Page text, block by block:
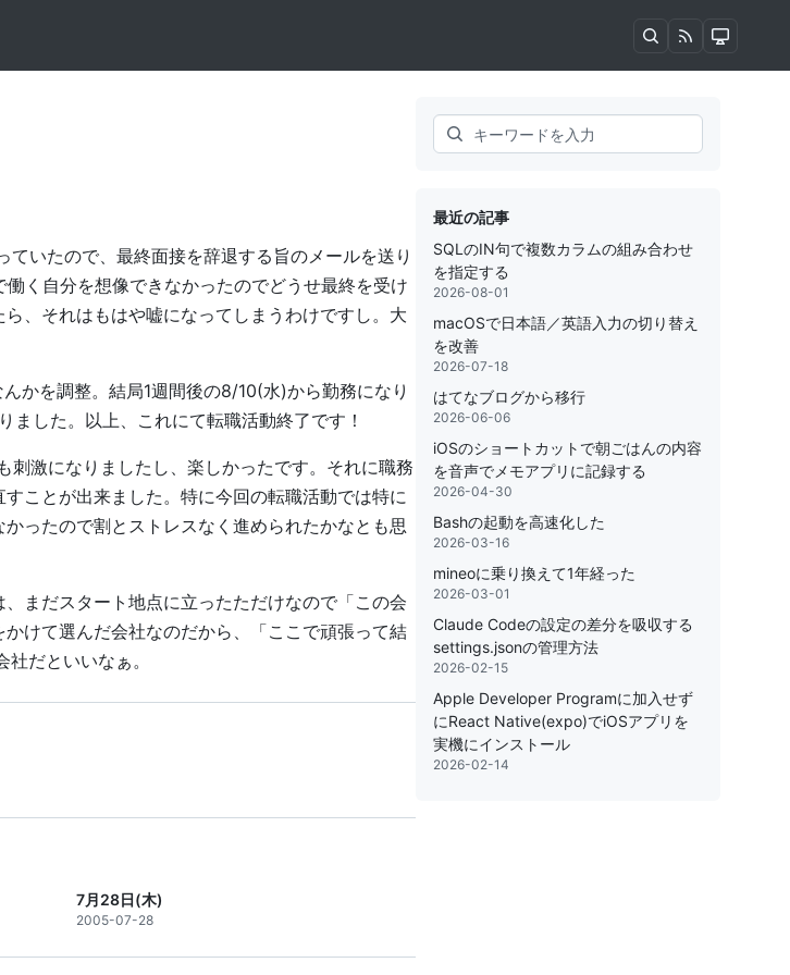
いたので、最終面接を辞退する旨のメールを送り
く自分を想像できなかったのでどうせ最終を受け
、それはもはや嘘になってしまうわけですし。大
かを調整。結局1週間後の8/10(水)から勤務になり
した。以上、これにて転職活動終了です！
激になりましたし、楽しかったです。それに職務
ことが出来ました。特に今回の転職活動では特に
ったので割とストレスなく進められたかなとも思
まだスタート地点に立ったただけなので「この会
けて選んだ会社なのだから、「ここで頑張って結
だといいなぁ。
7月28日(木)
2005-07-28
Search
最近の記事
SQLのIN句で複数カラムの組み合わせ
を指定する
2026-08-01
macOSで日本語／英語入力の切り替え
を改善
2026-07-18
はてなブログから移行
2026-06-06
iOSのショートカットで朝ごはんの内容
を音声でメモアプリに記録する
2026-04-30
Bashの起動を高速化した
2026-03-16
mineoに乗り換えて1年経った
2026-03-01
Claude Codeの設定の差分を吸収する
settings.jsonの管理方法
2026-02-15
Apple Developer Programに加入せず
にReact Native(expo)でiOSアプリを
実機にインストール
2026-02-14